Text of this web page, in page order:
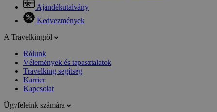
Ajándékutalvány
Kedvezmények
A Travelkingről
Rólunk
Vélemények és tapasztalatok
Travelking segítség
Karrier
Kapcsolat
Ügyfeleink számára